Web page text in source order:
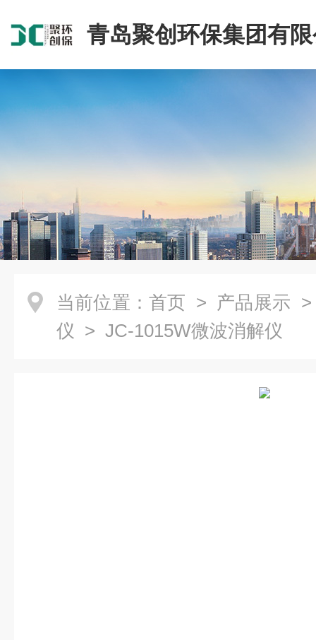
青岛聚创环保集团有
当前位置： 首页 > 产品展示
仪 > JC-1015W微波消解仪